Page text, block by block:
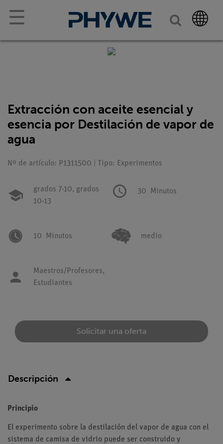
☰
Extracción con aceite esencial y
esencia por Destilación de vapor de
agua
Nº de artículo: P1311500 | Tipo: Experimentos
grados 7-10, grados
10-13
30 Minutos
10 Minutos medio
Maestros/Profesores,
Estudiantes
Solicitar una oferta
Descripción
Principio
El experimento sobre la destilación del vapor de agua con el
sistema de camisa de vidrio puede ser construido y